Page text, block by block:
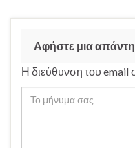
Αφήστε μια
Η διεύθυνση του email